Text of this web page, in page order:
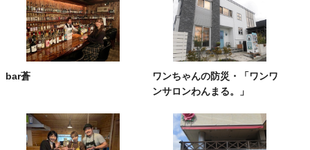
bar蒼
ワンちゃんの防災・「ワンワ
ンサロンわんまる。」